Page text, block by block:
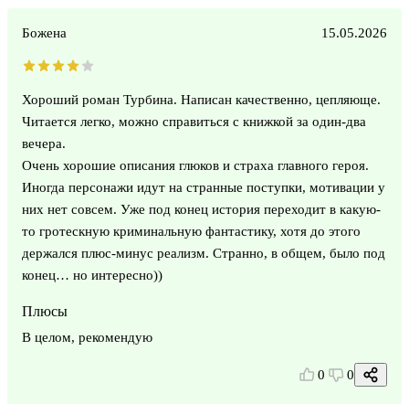
Божена 15.05.2026
Хороший роман Турбина. Написан качественно, цепляюще.
Читается легко, можно справиться с книжкой за один-два
вечера.
Очень хорошие описания глюков и страха главного героя.
Иногда персонажи идут на странные поступки, мотивации у
них нет совсем. Уже под конец история переходит в какую-
то гротескную криминальную фантастику, хотя до этого
держался плюс-минус реализм. Странно, в общем, было под
конец… но интересно))
Плюсы
В целом, рекомендую
0 0